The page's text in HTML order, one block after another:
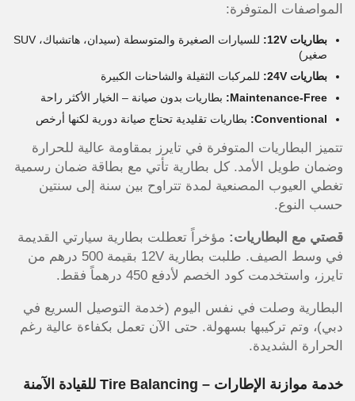
المواصفات المتوفرة:
بطاريات 12V:
للسيارات الصغيرة والمتوسطة (سيدان، هاتشباك، SUV
صغير)
بطاريات 24V:
للمركبات الثقيلة والشاحنات الكبيرة
Maintenance-Free:
بطاريات بدون صيانة – الخيار الأكثر راحة
Conventional:
بطاريات تقليدية تحتاج صيانة دورية لكنها أرخص
تتميز البطاريات المتوفرة في تايرز بمقاومة عالية للحرارة
وضمان طويل الأمد. كل بطارية تأتي مع بطاقة ضمان رسمية
تغطي العيوب المصنعية لمدة تتراوح بين سنة إلى سنتين
حسب النوع.
قصتي مع البطاريات: مؤخراً تعطلت بطارية سيارتي القديمة
في وسط الصيف. طلبت بطارية 12V بقيمة 500 درهم من
تايرز، واستخدمت كود الخصم لأدفع 450 درهماً فقط.
البطارية وصلت في نفس اليوم (خدمة التوصيل السريع في
دبي)، وتم تركيبها بسهولة. حتى الآن تعمل بكفاءة عالية رغم
الحرارة الشديدة.
خدمة موازنة الإطارات – Tire Balancing للقيادة الآمنة